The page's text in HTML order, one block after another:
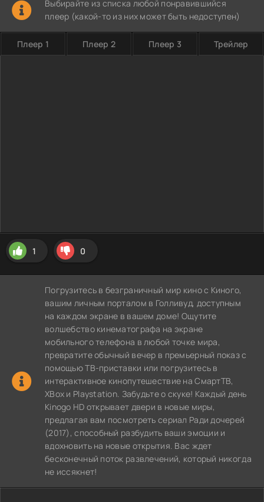
Выбирайте из списка любой понравившийся
плеер (какой-то из них может быть недоступен)
Плеер 1 Плеер 2 Плеер 3 Трейлер
1 0
Погрузитесь в безграничный мир кино с Киного,
вашим личным порталом в Голливуд, доступным
на каждом экране в вашем доме! Ощутите
волшебство кинематографа на экране
мобильного телефона в любой точке мира,
превратите обычный вечер в премьерный показ с
помощью ТВ-приставки или погрузитесь в
интерактивное кинопутешествие на СмартТВ,
XBox и Playstation. Забудьте о скуке! Каждый день
Kinogo HD открывает двери в новые миры,
предлагая вам посмотреть сериал Ради дочерей
(2017), способный разбудить ваши эмоции и
вдохновить на новые открытия. Вас ждет
бесконечный поток развлечений, который никогда
не иссякнет!